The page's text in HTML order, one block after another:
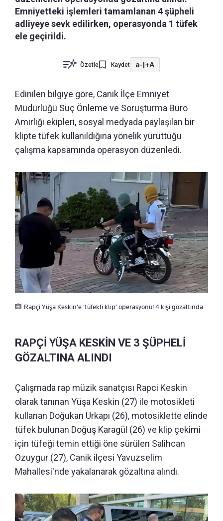
Emniyetteki işlemleri tamamlanan 4 şüpheli
adliyeye sevk edilirken, operasyonda 1 tüfek
ele geçirildi.
Özetle Kaydet a-|+A
Edinilen bilgiye göre, Canik İlçe Emniyet
Müdürlüğü Suç Önleme ve Soruşturma Büro
Amirliği ekipleri, sosyal medyada paylaşılan bir
klipte tüfek kullanıldığına yönelik yürüttüğü
çalışma kapsamında operasyon düzenledi.
Rapçi Yüşa Keskin’e ‘tüfekli klip’ operasyonu! 4 kişi gözaltında
RAPÇİ YÜŞA KESKİN VE 3 ŞÜPHELİ
GÖZALTINA ALINDI
Çalışmada rap müzik sanatçısı Rapci Keskin
olarak tanınan Yüşa Keskin (27) ile motosikleti
kullanan Doğukan Urkapı (26), motosiklette elinde
tüfek bulunan Doğuş Karagül (26) ve klip çekimi
için tüfeği temin ettiği öne sürülen Salihcan
Özuygur (27), Canik ilçesi Yavuzselim
Mahallesi'nde yakalanarak gözaltına alındı.